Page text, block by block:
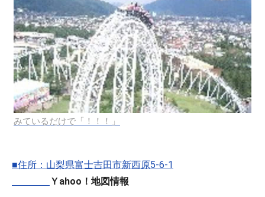
みているだけで「！！！」
■住所：山梨県富士吉田市新西原5-6-1
Ｙahoo！地図情報